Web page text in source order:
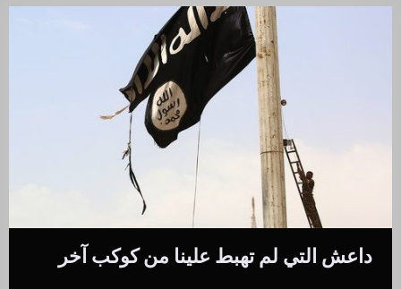
داعش التي لم تهبط علينا من كوكب آخر